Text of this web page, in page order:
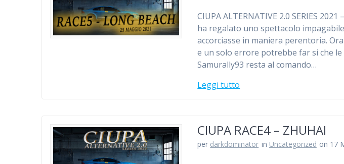
CIUPA ALTERNATIVE 2.0 SERIES
ha regalato uno spettacolo
accorciasse in maniera perentoria.
e un solo errore potrebbe far si che le
Samurally93 resta al comando…
Leggi tutto
CIUPA RACE4 – ZHUHAI
per darkdominator in Uncategorized on 17